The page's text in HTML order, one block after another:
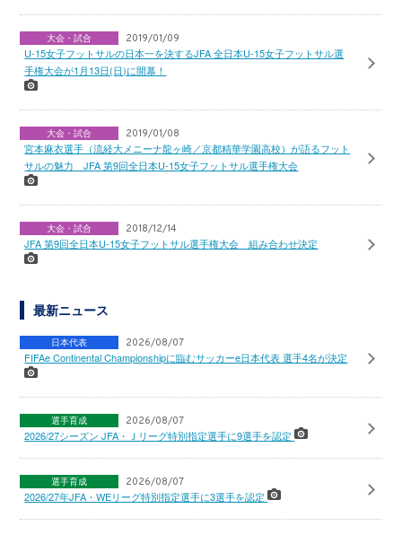
大会・試合 2019/01/09
U-15女子フットサルの日本一を決するJFA 全日本U-15女子フットサル選
手権大会が1月13日(日)に開幕！
大会・試合 2019/01/08
宮本麻衣選手（流経大メニーナ龍ヶ崎／京都精華学園高校）が語るフット
サルの魅力 JFA 第9回全日本U-15女子フットサル選手権大会
大会・試合 2018/12/14
JFA 第9回全日本U-15女子フットサル選手権大会 組み合わせ決定
最新ニュース
日本代表 2026/08/07
FIFAe Continental Championshipに臨むサッカーe日本代表 選手4名が決定
選手育成 2026/08/07
2026/27シーズン JFA・Ｊリーグ特別指定選手に9選手を認定
選手育成 2026/08/07
2026/27年JFA・WEリーグ特別指定選手に3選手を認定